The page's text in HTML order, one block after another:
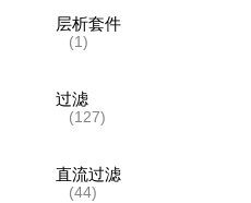
层析套件
(1)
过滤
(127)
直流过滤
(44)